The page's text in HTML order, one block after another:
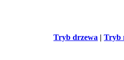
Tryb drzewa | Tryb